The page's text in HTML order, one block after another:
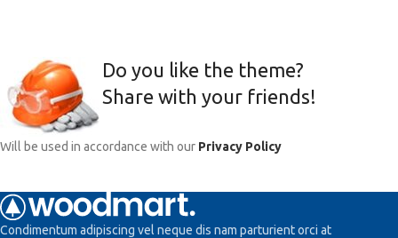
Do you like the theme?
Share with your friends!
Will be used in accordance with our Privacy Policy
Condimentum adipiscing vel neque dis nam parturient orci at